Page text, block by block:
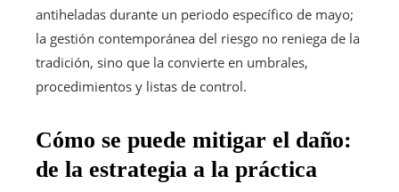
antiheladas durante un periodo específico de mayo;
la gestión contemporánea del riesgo no reniega de la
tradición, sino que la convierte en umbrales,
procedimientos y listas de control.
Cómo se puede mitigar el daño:
de la estrategia a la práctica